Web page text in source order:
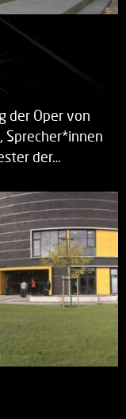
der Oper von
Sprecher*innen
der…